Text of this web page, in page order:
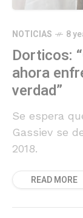
NOTICIAS 8
Dorticos:
ahora
verdad”
Se espera
Gassiev se
2018.
READ MORE